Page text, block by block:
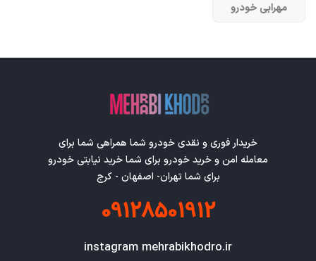
مهرابی خودرو
خریدار فوری و نقدی خودرو شما همراهی شما برای
معامله امن و خرید خودرو برای شما خرید نیابتی خودرو
برای شما تهران- اصفهان - کرج
09128501912
instagram mehrabikhodro.ir